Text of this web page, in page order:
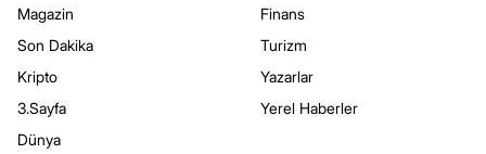
Magazin
Son Dakika
Kripto
3.Sayfa
Dünya
Finans
Turizm
Yazarlar
Yerel Haberler